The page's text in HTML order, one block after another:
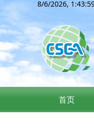
首页
8/6/2026,